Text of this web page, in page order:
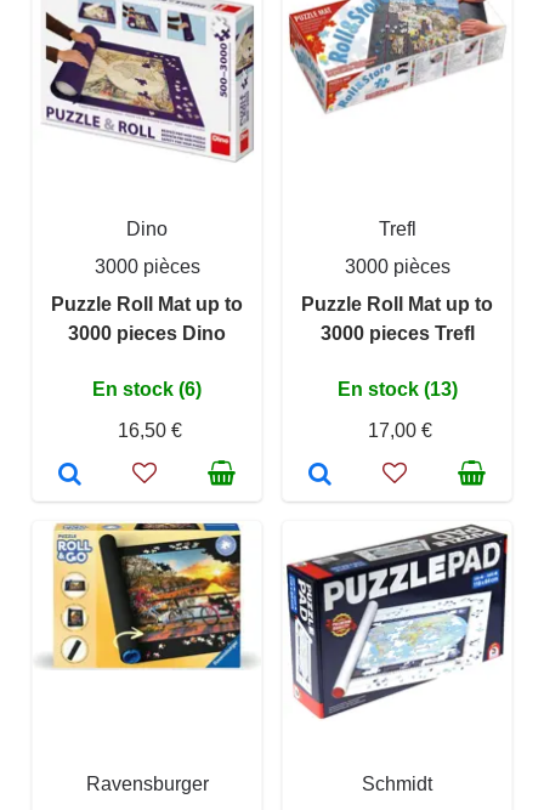
Dino
3000 pièces
Puzzle Roll Mat up to
3000 pieces Dino
En stock (6)
16,50 €
Trefl
3000 pièces
Puzzle Roll Mat up to
3000 pieces Trefl
En stock (13)
17,00 €
Ravensburger Schmidt